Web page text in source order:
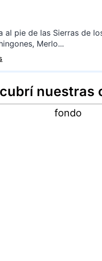
al pie de las Sierras de
Merlo...
nuestras